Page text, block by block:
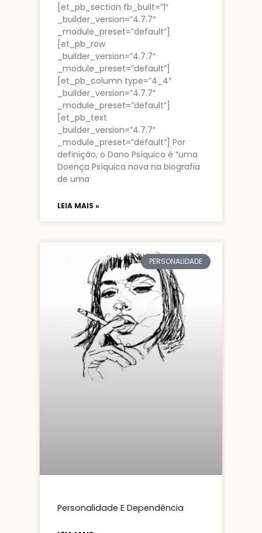
[et_pb_section fb_built=”1″
_builder_version=”4.7.7″
_module_preset=”default”]
[et_pb_row
_builder_version=”4.7.7″
_module_preset=”default”]
[et_pb_column type=”4_4″
_builder_version=”4.7.7″
_module_preset=”default”]
[et_pb_text
_builder_version=”4.7.7″
_module_preset=”default”] Por
definição, o Dano Psíquico é “uma
Doença Psíquica nova na biografia
de uma
LEIA MAIS »
PERSONALIDADE
Personalidade E Dependência